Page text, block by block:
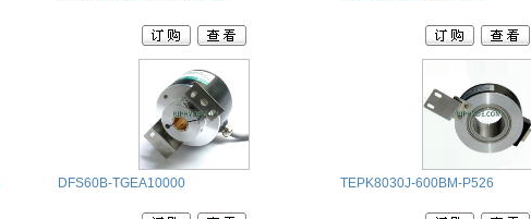
DFS60B-TGEA10000 TEPK8030J-600BM-P526